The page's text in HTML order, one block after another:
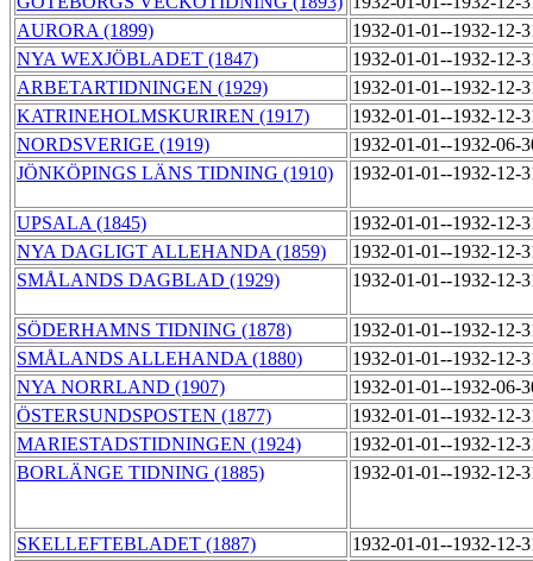
AURORA (1899)
1932-01-01--1932-12-
NYA WEXJÖBLADET (1847)
1932-01-01--1932-12-
ARBETARTIDNINGEN (1929)
1932-01-01--1932-12-
KATRINEHOLMSKURIREN (1917)
1932-01-01--1932-12-
NORDSVERIGE (1919)
1932-01-01--1932-06-
JÖNKÖPINGS LÄNS TIDNING (1910)
1932-01-01--1932-12-
UPSALA (1845)
1932-01-01--1932-12-
NYA DAGLIGT ALLEHANDA (1859)
1932-01-01--1932-12-
SMÅLANDS DAGBLAD (1929)
1932-01-01--1932-12-
SÖDERHAMNS TIDNING (1878)
1932-01-01--1932-12-
SMÅLANDS ALLEHANDA (1880)
1932-01-01--1932-12-
NYA NORRLAND (1907)
1932-01-01--1932-06-
ÖSTERSUNDSPOSTEN (1877)
1932-01-01--1932-12-
MARIESTADSTIDNINGEN (1924)
1932-01-01--1932-12-
BORLÄNGE TIDNING (1885)
1932-01-01--1932-12-
SKELLEFTEBLADET (1887)
1932-01-01--1932-12-